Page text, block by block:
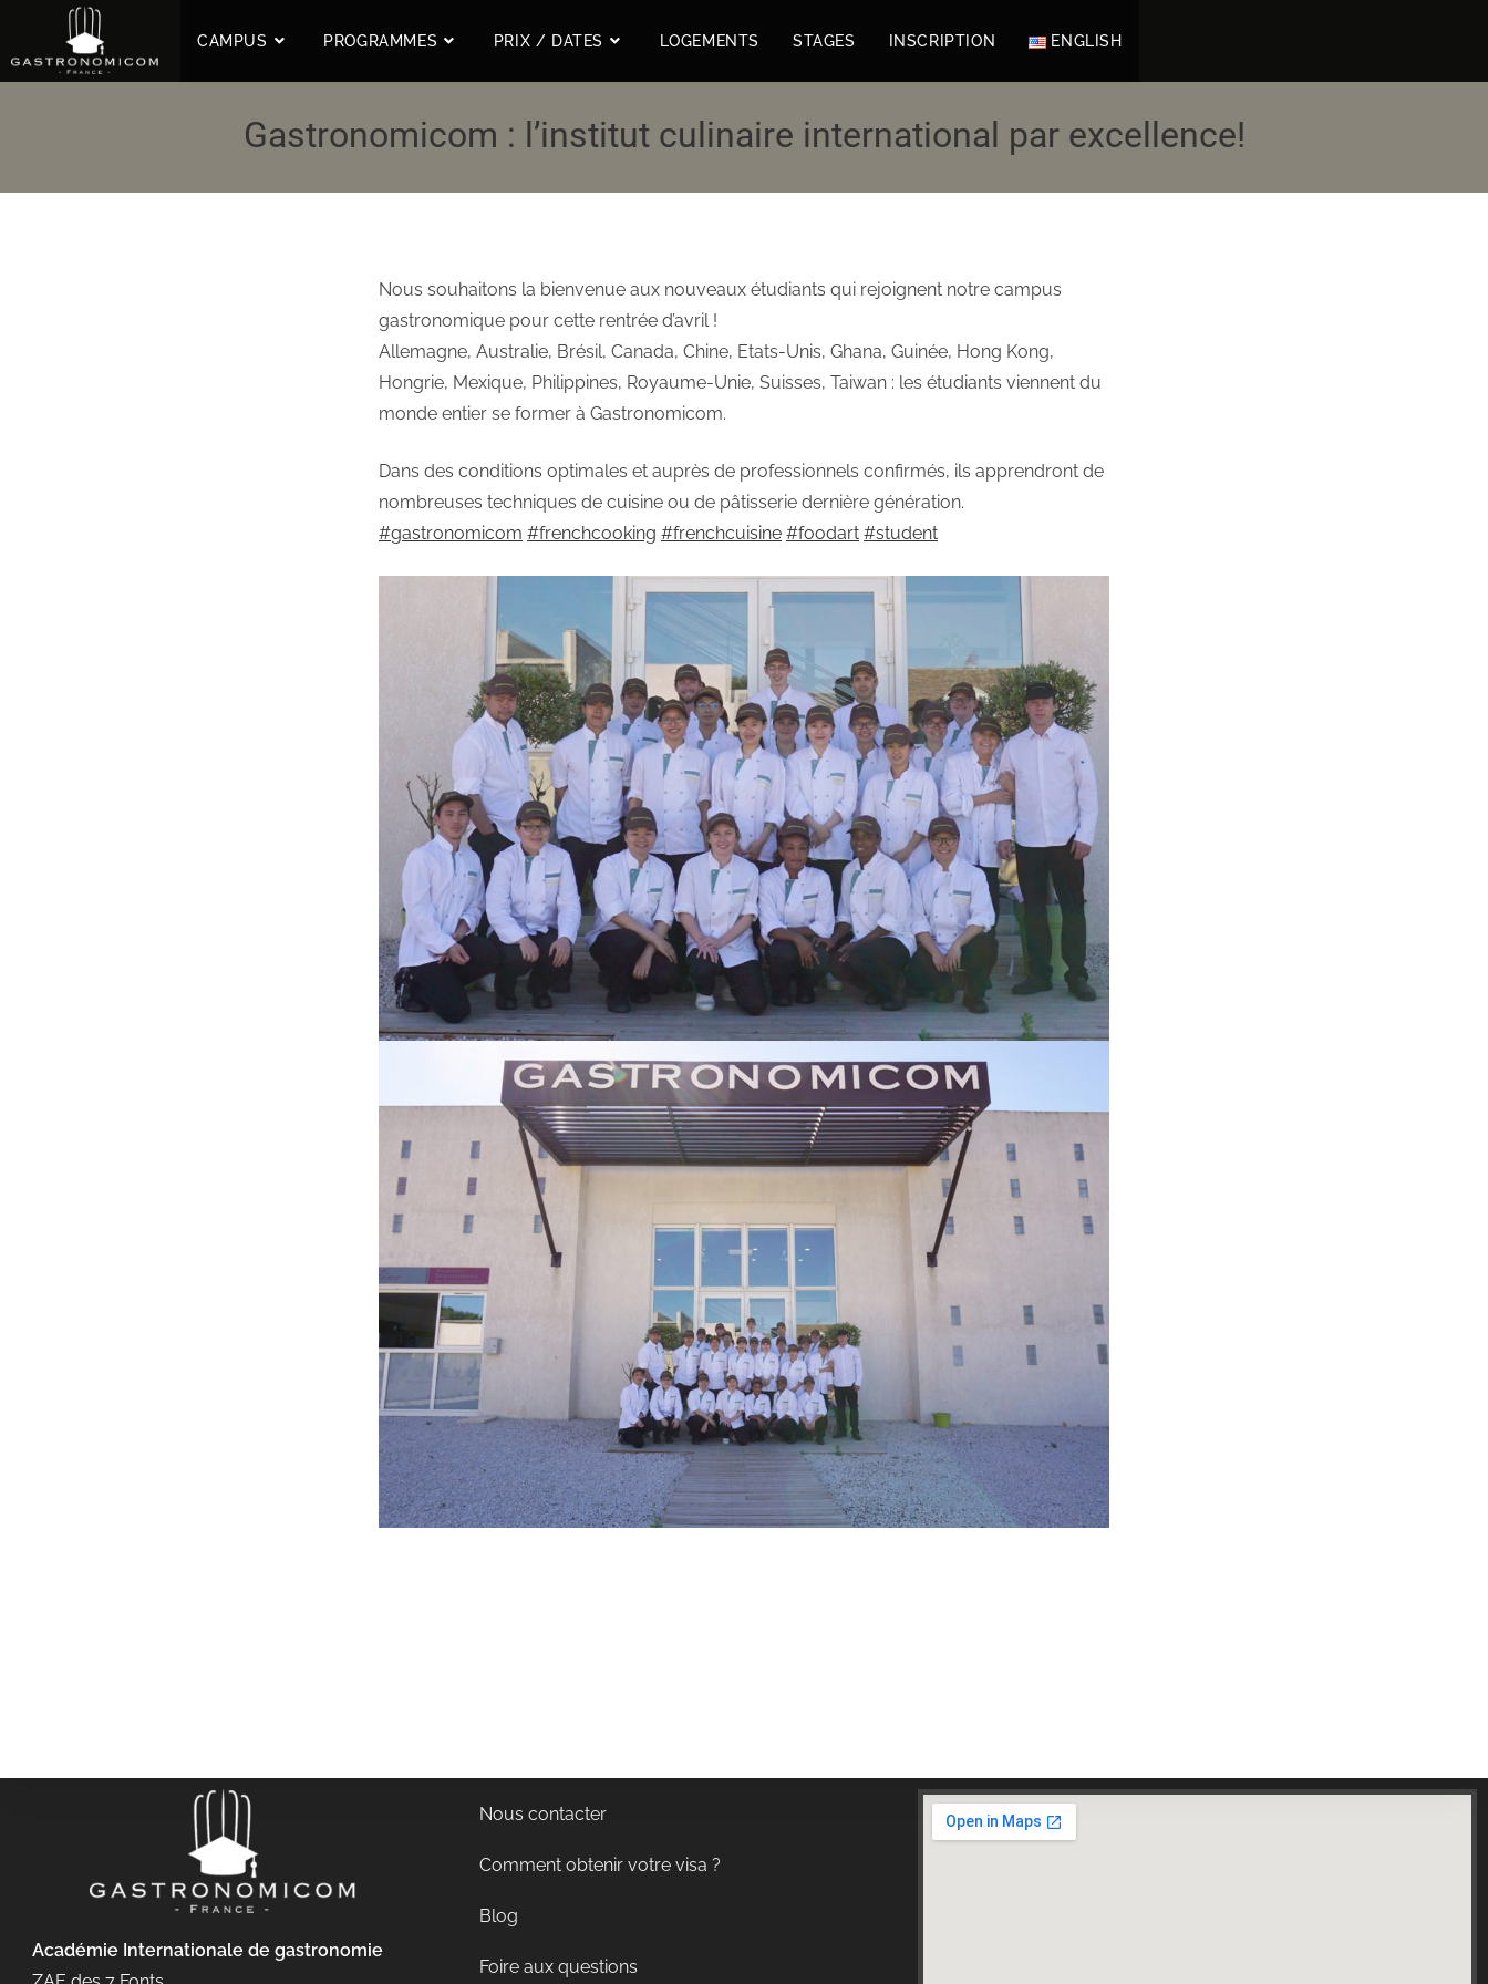
CAMPUS PROGRAMMES PRIX / DATES LOGEMENTS STAGES INSCRIPTION ENGLISH
Gastronomicom : l’institut culinaire international par excellence!
Nous souhaitons la bienvenue aux nouveaux étudiants qui rejoignent notre campus
gastronomique pour cette rentrée d’avril !
Allemagne, Australie, Brésil, Canada, Chine, Etats-Unis, Ghana, Guinée, Hong Kong,
Hongrie, Mexique, Philippines, Royaume-Unie, Suisses, Taiwan : les étudiants viennent du
monde entier se former à Gastronomicom.
Dans des conditions optimales et auprès de professionnels confirmés, ils apprendront de
nombreuses techniques de cuisine ou de pâtisserie dernière génération.
#gastronomicom #frenchcooking #frenchcuisine #foodart #student
Académie Internationale de gastronomie
Nous contacter
Comment obtenir votre visa ?
Blog
Foire aux questions